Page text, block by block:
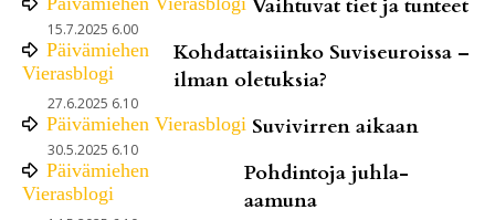
Vaihtuvat tiet ja tunteet
15.7.2025 6.00
Päivämiehen
Vierasblogi
Kohdattaisiinko Suviseuroissa –
ilman oletuksia?
27.6.2025 6.10
Päivämiehen Vierasblogi Suvivirren aikaan
30.5.2025 6.10
Päivämiehen
Vierasblogi
Pohdintoja juhla-
aamuna